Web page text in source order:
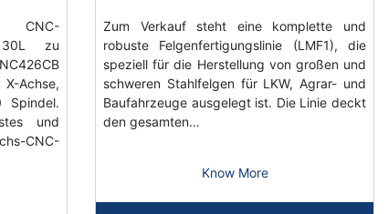
CNC-
30L zu
Spindel.
und
Zum Verkauf steht eine komplette und
robuste Felgenfertigungslinie (LMF1), die
speziell für die Herstellung von großen und
schweren Stahlfelgen für LKW, Agrar- und
Baufahrzeuge ausgelegt ist. Die Linie deckt
den gesamten…
Know More